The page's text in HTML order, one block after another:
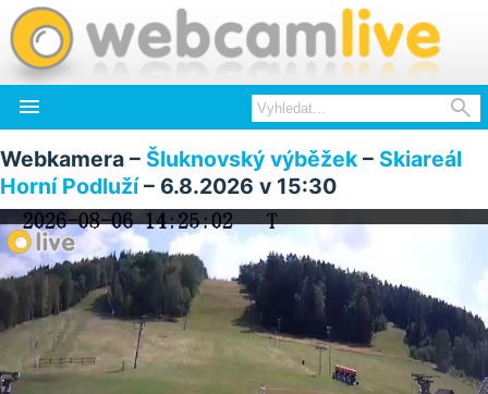
 
Webkamera – Šluknovský výběžek – Skiareál
Horní Podluží– 6.8.2026 v 15:30